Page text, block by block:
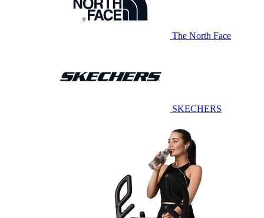
The North Face
SKECHERS